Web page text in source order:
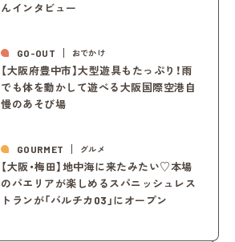
んインタビュー
GO-OUT おでかけ
【大阪府豊中市】大型遊具もたっぷり！雨
でも体を動かして遊べる大阪国際空港自
慢のあそび場
GOURMET グルメ
【大阪・梅田】地中海に来たみたい♡本場
のパエリアが楽しめるスパニッシュレス
トランが「バルチカ03」にオープン